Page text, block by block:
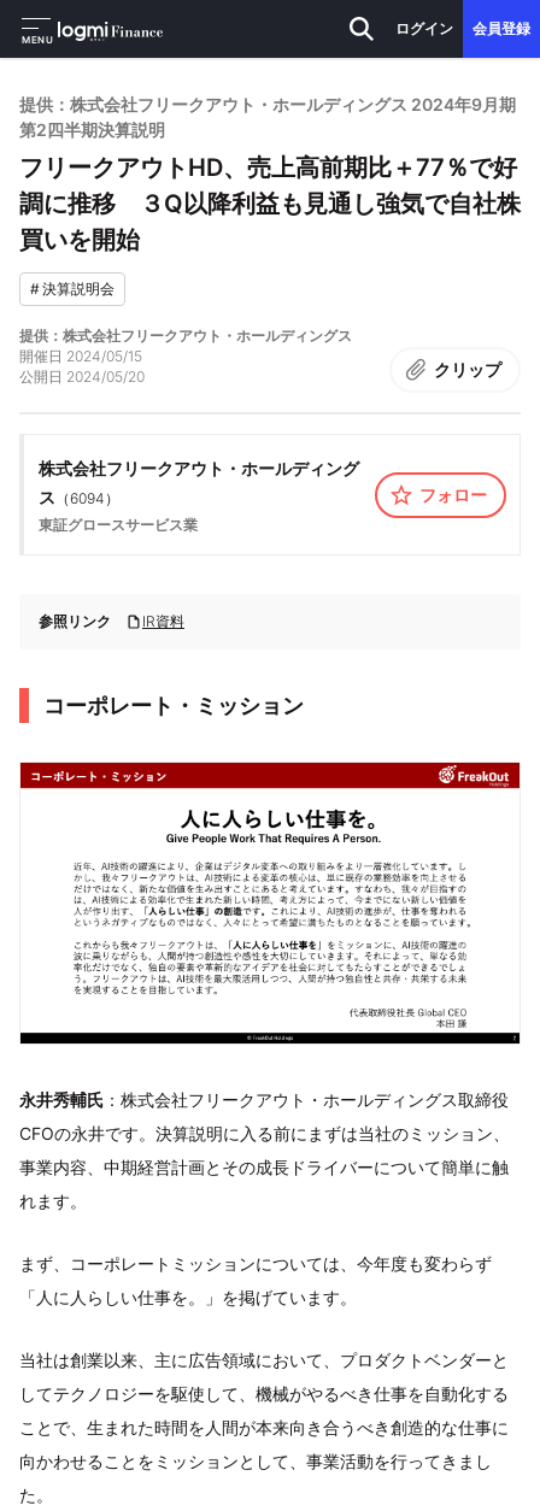
MENU
ログイン 会員登録
提供：株式会社フリークアウト・ホールディングス 2024年9月期
第2四半期決算説明
フリークアウトHD、売上高前期比＋77％で好
調に推移 ３Q以降利益も見通し強気で自社株
買いを開始
#決算説明会
提供：株式会社フリークアウト・ホールディングス
開催日 2024/05/15
公開日 2024/05/20 クリップ
株式会社フリークアウト・ホールディング
ス （6094 ）
東証グロースサービス業
フォロー
参照リンク IR資料
コーポレート・ミッション
永井秀輔氏 ：株式会社フリークアウト・ホールディングス取締役
CFOの永井です。決算説明に入る前にまずは当社のミッション、
事業内容、中期経営計画とその成長ドライバーについて簡単に触
れます。
まず、コーポレートミッションについては、今年度も変わらず
「人に人らしい仕事を。」を掲げています。
当社は創業以来、主に広告領域において、プロダクトベンダーと
してテクノロジーを駆使して、機械がやるべき仕事を自動化する
ことで、生まれた時間を人間が本来向き合うべき創造的な仕事に
向かわせることをミッションとして、事業活動を行ってきまし
た。